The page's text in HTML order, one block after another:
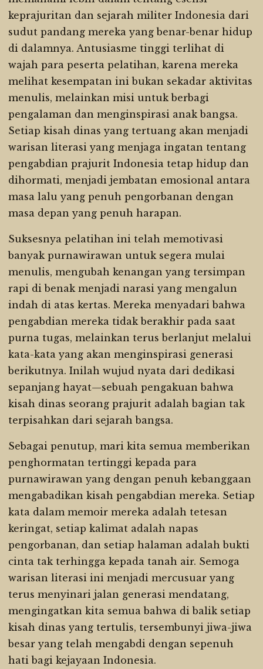
keprajuritan dan sejarah militer Indonesia dari
sudut pandang mereka yang benar-benar hidup
di dalamnya. Antusiasme tinggi terlihat di
wajah para peserta pelatihan, karena mereka
melihat kesempatan ini bukan sekadar aktivitas
menulis, melainkan misi untuk berbagi
pengalaman dan menginspirasi anak bangsa.
Setiap kisah dinas yang tertuang akan menjadi
warisan literasi yang menjaga ingatan tentang
pengabdian prajurit Indonesia tetap hidup dan
dihormati, menjadi jembatan emosional antara
masa lalu yang penuh pengorbanan dengan
masa depan yang penuh harapan.
Suksesnya pelatihan ini telah memotivasi
banyak purnawirawan untuk segera mulai
menulis, mengubah kenangan yang tersimpan
rapi di benak menjadi narasi yang mengalun
indah di atas kertas. Mereka menyadari bahwa
pengabdian mereka tidak berakhir pada saat
purna tugas, melainkan terus berlanjut melalui
kata-kata yang akan menginspirasi generasi
berikutnya. Inilah wujud nyata dari dedikasi
sepanjang hayat—sebuah pengakuan bahwa
kisah dinas seorang prajurit adalah bagian tak
terpisahkan dari sejarah bangsa.
Sebagai penutup, mari kita semua memberikan
penghormatan tertinggi kepada para
purnawirawan yang dengan penuh kebanggaan
mengabadikan kisah pengabdian mereka. Setiap
kata dalam memoir mereka adalah tetesan
keringat, setiap kalimat adalah napas
pengorbanan, dan setiap halaman adalah bukti
cinta tak terhingga kepada tanah air. Semoga
warisan literasi ini menjadi mercusuar yang
terus menyinari jalan generasi mendatang,
mengingatkan kita semua bahwa di balik setiap
kisah dinas yang tertulis, tersembunyi jiwa-jiwa
besar yang telah mengabdi dengan sepenuh
hati bagi kejayaan Indonesia.